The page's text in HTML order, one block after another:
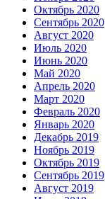
Октябрь 2020
Сентябрь 2020
Август 2020
Июль 2020
Июнь 2020
Май 2020
Апрель 2020
Март 2020
Февраль 2020
Январь 2020
Декабрь 2019
Ноябрь 2019
Октябрь 2019
Сентябрь 2019
Август 2019